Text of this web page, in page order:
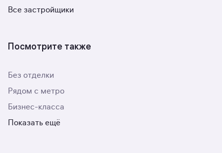
Все застройщики
Посмотрите также
Без отделки
Рядом с метро
Бизнес-класса
Показать ещё